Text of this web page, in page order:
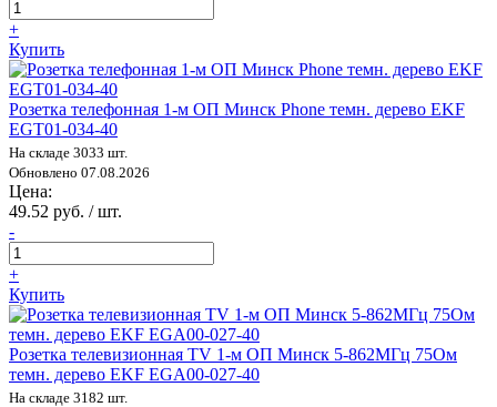
+
Купить
Розетка телефонная 1-м ОП Минск Phone темн. дерево EKF
EGT01-034-40
На складе 3033 шт.
Обновлено 07.08.2026
Цена:
49.52 руб. / шт.
-
+
Купить
Розетка телевизионная TV 1-м ОП Минск 5-862МГц 75Ом
темн. дерево EKF EGA00-027-40
На складе 3182 шт.